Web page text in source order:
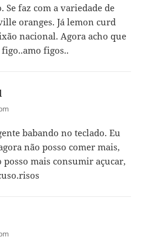
Se faz com a variedade de
oranges. Já lemon curd
nacional. Agora acho que
figos..
babando no teclado. Eu
não posso comer mais,
mais consumir açucar,